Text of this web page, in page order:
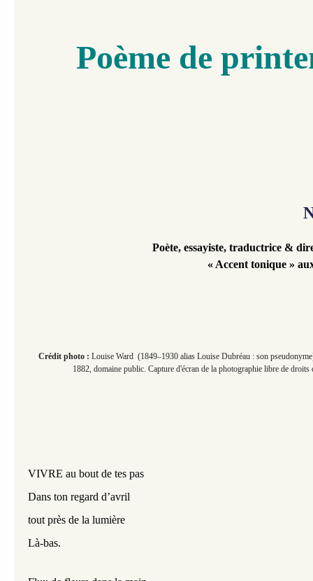
Poème de
Poète, essayiste, traductrice &
« Accent tonique »
Crédit photo : Louise Ward (1849–1930 alias Louise Dubréau : son
1882, domaine public. Capture d'écran de la photographie libre de droits
VIVRE au bout de tes pas
Dans ton regard d’avril
tout près de la lumière
Là-bas.